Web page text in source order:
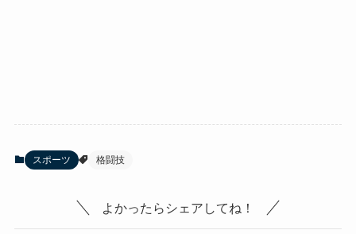
スポーツ 格闘技
よかったらシェアしてね！